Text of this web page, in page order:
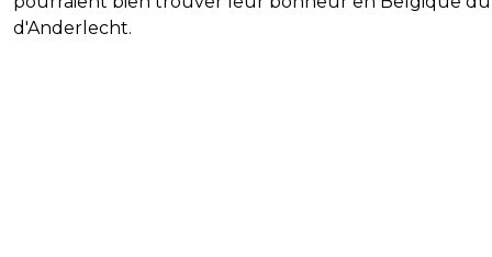
d'Anderlecht.